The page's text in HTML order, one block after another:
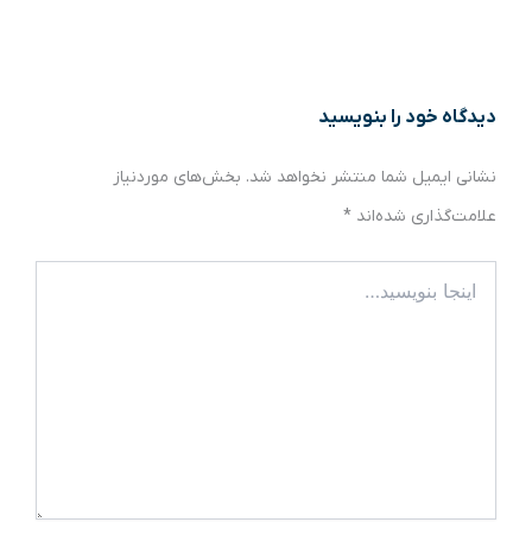
دیدگاه‌ خود را بنویسید
نشانی ایمیل شما منتشر نخواهد شد. بخش‌های موردنیاز
علامت‌گذاری شده‌اند *
بنویسید…